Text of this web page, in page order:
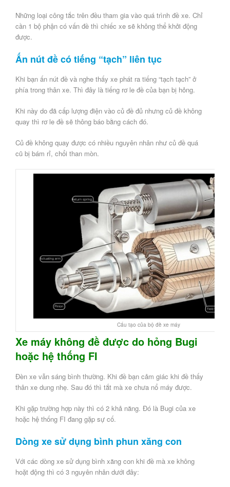
Những loại công tắc trên đều tham gia vào quá trình đề xe. Chỉ
cần 1 bộ phận có vấn đề thì chiếc xe sẽ không thể khởi động
được.
Ấn nút đề có tiếng “tạch” liên tục
Khi bạn ấn nút đề và nghe thấy xe phát ra tiếng “tạch tạch” ở
phía trong thân xe. Thì đây là tiếng rơ le đề của bạn bị hỏng.
Khi này do đã cấp lượng điện vào củ đề đủ nhưng củ đề không
quay thì rơ le đề sẽ thông báo bằng cách đó.
Củ đề không quay được có nhiều nguyên nhân như củ đề quá
cũ bị bám rỉ, chổi than mòn.
Cấu tạo của bộ đề xe máy
Xe máy không đề được do hỏng Bugi
hoặc hệ thống FI
Đèn xe vẫn sáng bình thường. Khi đề bạn cảm giác khi đề thấy
thân xe dung nhẹ. Sau đó thì tắt mà xe chưa nổ máy được.
Khi gặp trường hợp này thì có 2 khả năng. Đó là Bugi của xe
hoặc hệ thống FI đang gặp sự cố.
Dòng xe sử dụng bình phun xăng con
Với các dòng xe sử dụng bình xăng con khi đề mà xe không
hoặt động thì có 3 nguyên nhân dưới đây: